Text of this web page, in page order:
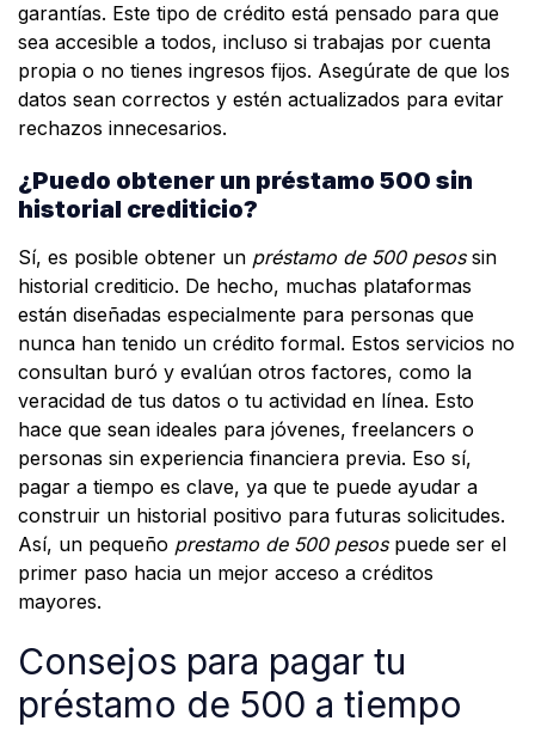
garantías. Este tipo de crédito está pensado para que
sea accesible a todos, incluso si trabajas por cuenta
propia o no tienes ingresos fijos. Asegúrate de que los
datos sean correctos y estén actualizados para evitar
rechazos innecesarios.
¿Puedo obtener un préstamo 500 sin
historial crediticio?
Sí, es posible obtener un préstamo de 500 pesossin
historial crediticio. De hecho, muchas plataformas
están diseñadas especialmente para personas que
nunca han tenido un crédito formal. Estos servicios no
consultan buró y evalúan otros factores, como la
veracidad de tus datos o tu actividad en línea. Esto
hace que sean ideales para jóvenes, freelancers o
personas sin experiencia financiera previa. Eso sí,
pagar a tiempo es clave, ya que te puede ayudar a
construir un historial positivo para futuras solicitudes.
Así, un pequeño prestamo de 500 pesospuede ser el
primer paso hacia un mejor acceso a créditos
mayores.
Consejos para pagar tu
préstamo de 500 a tiempo